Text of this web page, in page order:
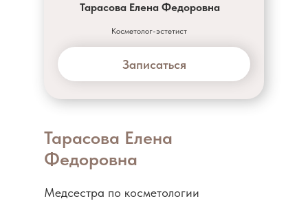
Тарасова Елена
Федоровна
Тарасова Елена Федоровна
Косметолог-эстетист
Записаться
Медсестра по косметологии